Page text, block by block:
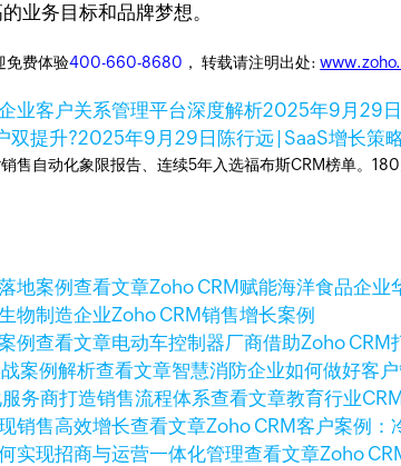
业务目标和品牌梦想。
免费体验400-660-8680 ， 转载请注明出处:
业客户关系管理平台深度解析2025年9月29日
双提升?2025年9月29日 陈行远 | SaaS增长策
售自动化象限报告、连续5年入选福布斯CRM榜单。
查看文章Zoho CRM赋能海洋食品企业
物制造企业Zoho CRM销售增长案例
查看文章电动车控制器厂商借助Zoho CRM
查看文章智慧消防企业如何做好客
查看文章教育行业
查看文章Zoho CRM客户案例：
查看文章Zoho